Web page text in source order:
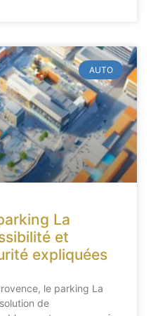
AUTO
La
et
expliquées
le parking La
de